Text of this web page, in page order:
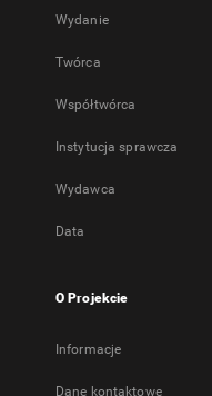
Wydanie
Twórca
Współtwórca
Instytucja sprawcza
Wydawca
Data
O Projekcie
Informacje
Dane kontaktowe